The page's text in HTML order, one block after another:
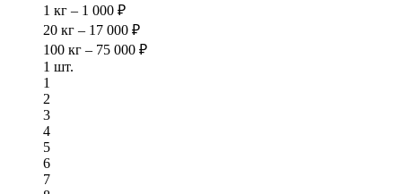
1 кг – 1 000 ₽
20 кг – 17 000 ₽
100 кг – 75 000 ₽
1 шт.
1
2
3
4
5
6
7